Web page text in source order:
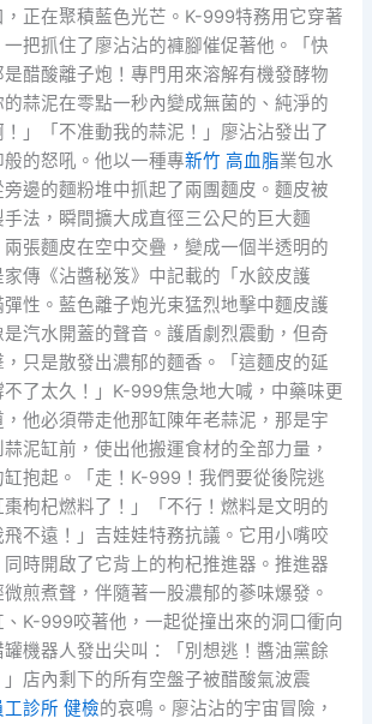
正在聚積藍色光芒。K-999特務用它穿著
把抓住了廖沾沾的褲腳催促著他。「快
醋酸離子炮！專門用來溶解有機發酵物
蒜泥在零點一秒內變成無菌的、純淨的
」「不准動我的蒜泥！」廖沾沾發出了
的怒吼。他以一種專新竹 高血脂業包水
邊的麵粉堆中抓起了兩團麵皮。麵皮被
法，瞬間擴大成直徑三公尺的巨大麵
張麵皮在空中交疊，變成一個半透明的
傳《沾醬秘笈》中記載的「水餃皮護
性。藍色離子炮光束猛烈地擊中麵皮護
汽水開蓋的聲音。護盾劇烈震動，但奇
只是散發出濃郁的麵香。「這麵皮的延
了太久！」K-999焦急地大喊，中藥味更
他必須帶走他那缸陳年老蒜泥，那是宇
泥缸前，使出他搬運食材的全部力量，
抱起。「走！K-999！我們要從後院逃
枸杞燃料了！」「不行！燃料是文明的
不遠！」吉娃娃特務抗議。它用小嘴咬
時開啟了它背上的枸杞推進器。推進器
煎煮聲，伴隨著一股濃郁的蔘味爆發。
K-999咬著他，一起從撞出來的洞口衝向
機器人發出尖叫：「別想逃！醬油黨餘
店內剩下的所有空盤子被醋酸氣波震
工診所 健檢的哀鳴。廖沾沾的宇宙冒險，